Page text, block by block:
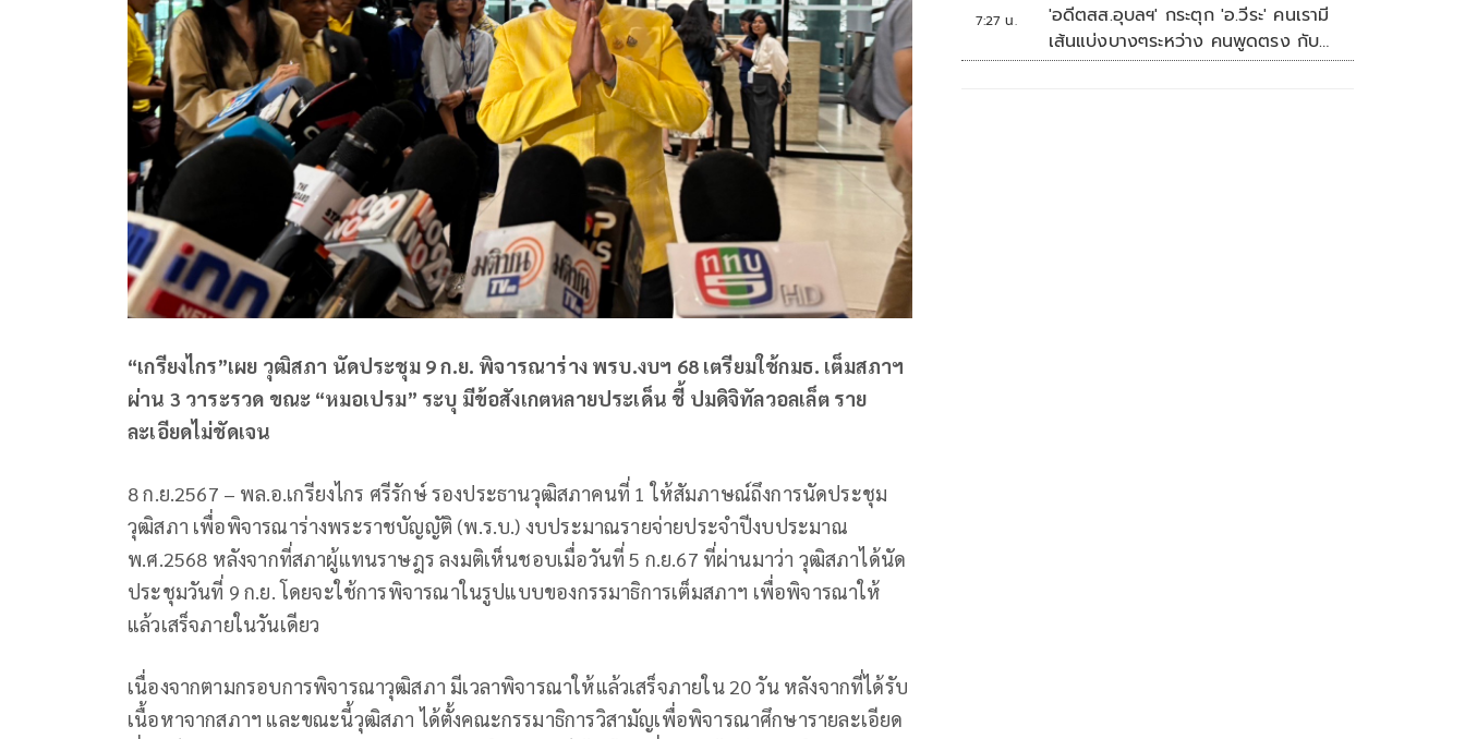
“เกรียงไกร”เผย วุฒิสภา นัดประชุม 9 ก.ย. พิจารณาร่าง พรบ.งบฯ 68 เตรียมใช้กมธ. เต็มสภาฯ
ผ่าน 3 วาระรวด ขณะ “หมอเปรม” ระบุ มีข้อสังเกตหลายประเด็น ชี้ ปมดิจิทัลวอลเล็ต ราย
ละเอียดไม่ชัดเจน
8 ก.ย.2567 – พล.อ.เกรียงไกร ศรีรักษ์ รองประธานวุฒิสภาคนที่ 1 ให้สัมภาษณ์ถึงการนัดประชุม
วุฒิสภา เพื่อพิจารณาร่างพระราชบัญญัติ (พ.ร.บ.) งบประมาณรายจ่ายประจำปีงบประมาณ
พ.ศ.2568 หลังจากที่สภาผู้แทนราษฎร ลงมติเห็นชอบเมื่อวันที่ 5 ก.ย.67 ที่ผ่านมาว่า วุฒิสภาได้นัด
ประชุมวันที่ 9 ก.ย. โดยจะใช้การพิจารณาในรูปแบบของกรรมาธิการเต็มสภาฯ เพื่อพิจารณาให้
แล้วเสร็จภายในวันเดียว
เนื่องจากตามกรอบการพิจารณาวุฒิสภา มีเวลาพิจารณาให้แล้วเสร็จภายใน 20 วัน หลังจากที่ได้รับ
เนื้อหาจากสภาฯ และขณะนี้วุฒิสภา ได้ตั้งคณะกรรมาธิการวิสามัญเพื่อพิจารณาศึกษารายละเอียด
7:27 น.
'อดีตสส.อุบลฯ' กระตุก 'อ.วีระ' คนเรามี
เส้นแบ่งบางๆระหว่าง คนพูดตรง กับ
คนมีมารยาท